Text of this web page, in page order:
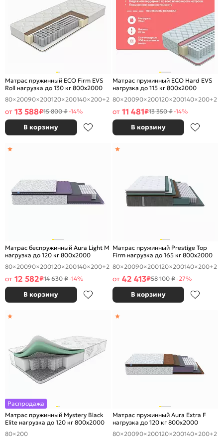
Матрас пружинный ECO Firm EVS
Roll нагрузка до 130 кг 800x2000
80×20090×200120×200140×200+2
от 13 588₽15 800 ₽-14%
В корзину
Матрас пружинный ECO Hard EVS
нагрузка до 115 кг 800x2000
80×20090×200120×200140×200+2
от 11 481₽13 350 ₽-14%
В корзину
Матрас беспружинный Aura Light M
нагрузка до 120 кг 800x2000
80×20090×200120×200140×200+2
от 12 582₽14 630 ₽-14%
В корзину
Матрас пружинный Prestige Top
Firm нагрузка до 165 кг 800x2000
80×20090×200120×200140×200+2
от 42 413₽58 100 ₽-27%
В корзину
Распродажа
Матрас пружинный Mystery Black
Elite нагрузка до 120 кг 800x2000
80×200
Матрас пружинный Aura Extra F
нагрузка до 120 кг 800x2000
80×20090×200120×200140×200+2